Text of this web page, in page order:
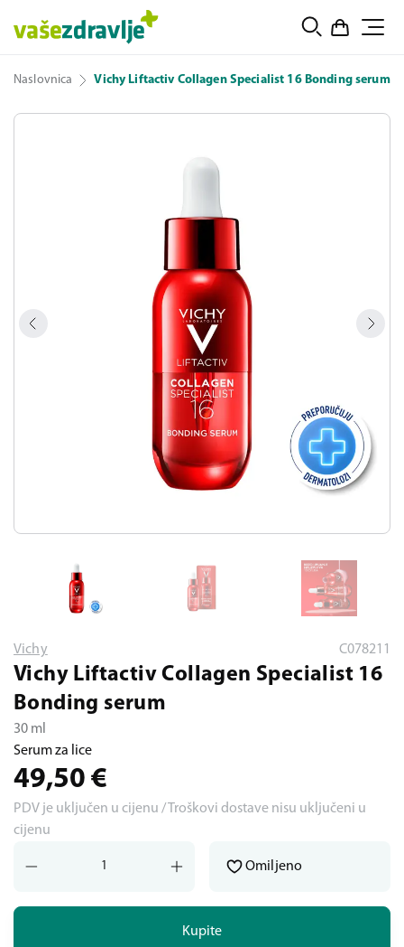
Naslovnica Vichy Liftactiv Collagen Specialist 16 Bonding serum
Vichy C078211
Vichy Liftactiv Collagen Specialist 16
Bonding serum
30 ml
Serum za lice
49,50 €
PDV je uključen u cijenu / Troškovi dostave nisu uključeni u
cijenu
Kupite
Omiljeno